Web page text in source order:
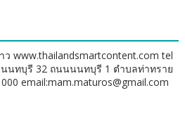
www.thailandsmartcontent.com tel
นนทบุรี 32 ถนนนนทบุรี 1 ตำบลท่าทราย
email:mam.maturos@gmail.com